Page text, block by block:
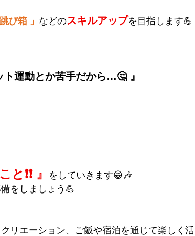
跳び箱 」 などのスキルアップを目指します💪
ト運動とか苦手だから…🤔 』
❗❗ 』
をしていきます😁🎶
をしましょう💪
リエーション、ご飯や宿泊を通じて楽しく活